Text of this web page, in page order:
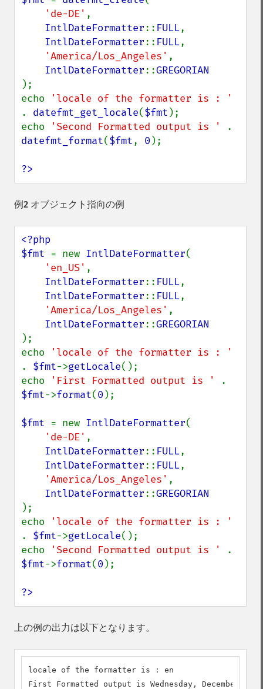
'de-DE' ,
IntlDateFormatter:: FULL,
IntlDateFormatter:: FULL,
'America/Los_Angeles' ,
IntlDateFormatter::
);
echo
. datefmt_get_locale($fmt );
echo
'Second Formatted output is '
datefmt_format($fmt, 0 );
?>
例2 オブジェクト指向の例
<?php
$fmt = new IntlDateFormatter(
'en_US' ,
IntlDateFormatter:: FULL,
IntlDateFormatter:: FULL,
'America/Los_Angeles' ,
IntlDateFormatter::
);
echo
. $fmt->getLocale();
echo
'First Formatted output is '
$fmt->format(0 );
$fmt = new IntlDateFormatter(
'de-DE' ,
IntlDateFormatter:: FULL,
IntlDateFormatter:: FULL,
'America/Los_Angeles' ,
IntlDateFormatter::
);
echo
. $fmt->getLocale();
echo
'Second Formatted output is '
$fmt->format(0 );
?>
上の例の出力は以下となります。
locale of the formatter is : en
First Formatted output is Wednesday, December 31,